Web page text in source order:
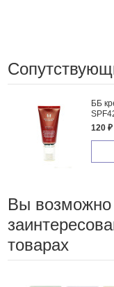
ББ
120 ₽
Вы возможно
товарах